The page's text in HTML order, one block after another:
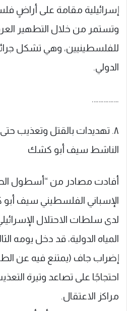
إسرائيلية مقامة على أراضٍ
وتستمر من خلال التطهير
للفلسطينيين، وهي تشكل
الدولي.
…………….
٨. تهديدات بالقتل وتعذيب
الناشط سيف أبو كشك
أفادت مصادر من “أسطول
الإسباني الفلسطيني سيف
لدى سلطات الاحتلال
المياه الدولية، قد دخل يومه
إضراب جاف (يمتنع فيه عن
احتجاجًا على تصاعد وتيرة
مراكز الاعتقال.